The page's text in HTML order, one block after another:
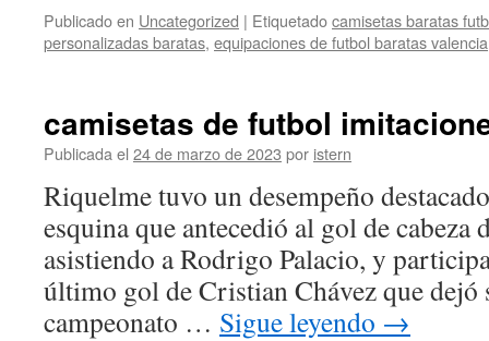
Publicado en Uncategorized | Etiquetadocamisetas baratas
personalizadas baratas, equipaciones de futbol baratas valencia
camisetas de futbol
Publicada el 24 de marzo de 2023 por istern
Riquelme tuvo un desempeño
esquina que antecedió al gol de cabeza
asistiendo a Rodrigo Palacio, y
último gol de Cristian Chávez que dejó
campeonato … Sigue leyendo →